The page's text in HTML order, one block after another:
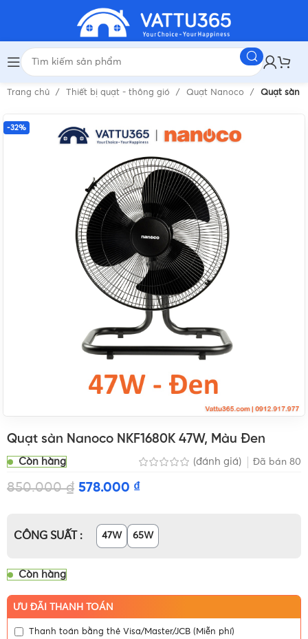
Trang chủ Thiết bị quạt - thông gió Quạt Nanoco Quạt sàn
-32%
Quạt sàn Nanoco NKF1680K 47W, Màu Đen
Còn hàng (đánh giá) Đã bán 80
850.000₫ 578.000 ₫
CÔNG SUẤT 47W 65W
Còn hàng
ƯU ĐÃI THANH TOÁN
Thanh toán bằng thẻ Visa/Master/JCB (Miễn phí)